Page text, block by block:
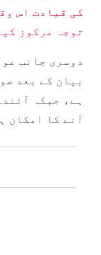
کی قیادت اس
توجہ مرکوز
دوسری جانب
بیان کے بعد
ہے، جبکہ
آنے کا امکان